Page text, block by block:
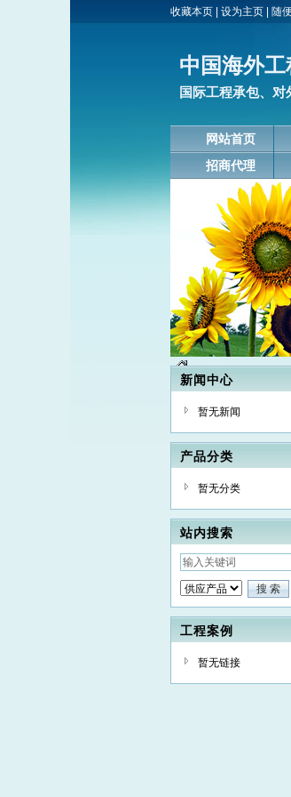
收藏本页 设为主页 随
中国海外工
国际工程承包、
网站首页
招商代理
新闻中心
暂无新闻
产品分类
暂无分类
站内搜索
工程案例
暂无链接